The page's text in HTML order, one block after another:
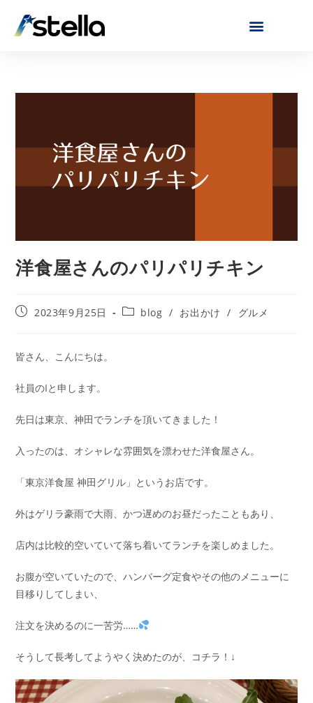
洋食屋さんのパリパリチキン
2023年9月25日 blog / お出かけ / グルメ
皆さん、こんにちは。
社員のIと申します。
先日は東京、神田でランチを頂いてきました！
入ったのは、オシャレな雰囲気を漂わせた洋食屋さん。
「東京洋食屋 神田グリル」というお店です。
外はゲリラ豪雨で大雨、かつ遅めのお昼だったこともあり、
店内は比較的空いていて落ち着いてランチを楽しめました。
お腹が空いていたので、ハンバーグ定食やその他のメニューに
目移りしてしまい、
注文を決めるのに一苦労……
そうして長考してようやく決めたのが、コチラ！↓